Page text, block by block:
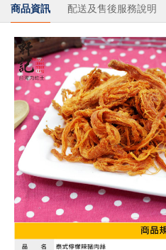
商品資訊 配送及售後服務說明